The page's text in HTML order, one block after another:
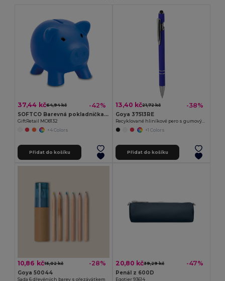
37,44 kč64,94 kč -42%
SOFTCO Barevná pokladnička pro dospělé i děti
GiftRetail MO8132
+4 Colors
Přidat do košíku
13,40 kč21,72 kč -38%
Goya 37513RE
Recyklované hliníkové pero s gumovým povrchem a dotykovým ukazatelem EVEN
+1 Colors
Přidat do košíku
10,86 kč15,02 kč -28%
Goya 50044
Sada 6 dřevěných barev s ořezávátkem
20,80 kč39,29 kč -47%
Penál z 600D
Egotier 93614